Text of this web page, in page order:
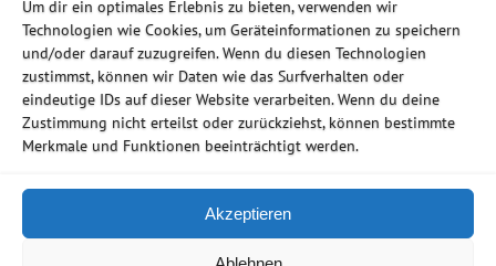
Um dir ein optimales Erlebnis zu bieten, verwenden wir
Technologien wie Cookies, um Geräteinformationen zu speichern
und/oder darauf zuzugreifen. Wenn du diesen Technologien
zustimmst, können wir Daten wie das Surfverhalten oder
eindeutige IDs auf dieser Website verarbeiten. Wenn du deine
Zustimmung nicht erteilst oder zurückziehst, können bestimmte
Merkmale und Funktionen beeinträchtigt werden.
Akzeptieren
Rechtssichere Email-Archivierung
MDaemon Mail- & Groupwareserver
Virtualisierung mit vmWare
Sophos UTM - Mehr als eine Firewall